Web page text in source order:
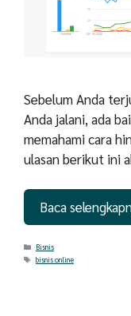
Sebelum Anda
Anda jalani, ada
memahami cara
ulasan berikut ini
Baca
Categories
Bisnis
Tags
bisnis online